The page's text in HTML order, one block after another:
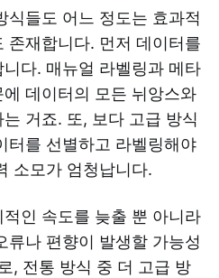
식들도 어느 정도는 효과적
존재합니다. 먼저 데이터를
다. 매뉴얼 라벨링과 메타
데이터의 모든 뉘앙스와
거죠. 또, 보다 고급 방식
터를 선별하고 라벨링해야
소모가 엄청납니다.
인 속도를 늦출 뿐 아니라
류나 편향이 발생할 가능성
, 전통 방식 중 더 고급 방